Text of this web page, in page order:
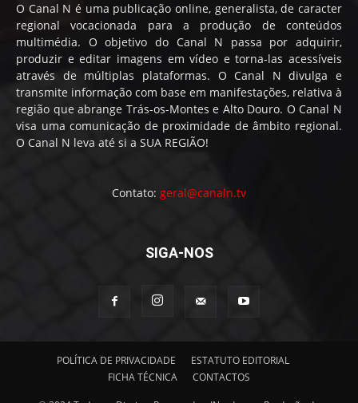
O Canal N é uma publicação online, generalista, de caracter
regional vocacionada para a produção de conteúdos
multimédia. O objetivo do Canal N passa por adquirir,
produzir e editar imagens em vídeo e torna-las acessíveis
através de múltiplas plataformas. O Canal N divulga e
transmite informação com base em manifestações, relativa à
região que abrange Trás-os-Montes e Alto Douro. O Canal N
visa uma comunicação de proximidade de âmbito regional.
O Canal N leva até si a SUA REGIÃO!
Contato: geral@canaln.tv
SIGA-NOS
POLÍTICA DE PRIVACIDADE
ESTATUTO EDITORIAL
FICHA TÉCNICA
CONTACTOS